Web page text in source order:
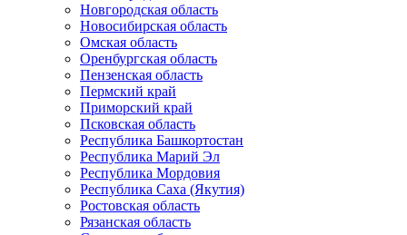
Новгородская область
Новосибирская область
Омская область
Оренбургская область
Пензенская область
Пермский край
Приморский край
Псковская область
Республика Башкортостан
Республика Марий Эл
Республика Мордовия
Республика Саха (Якутия)
Ростовская область
Рязанская область